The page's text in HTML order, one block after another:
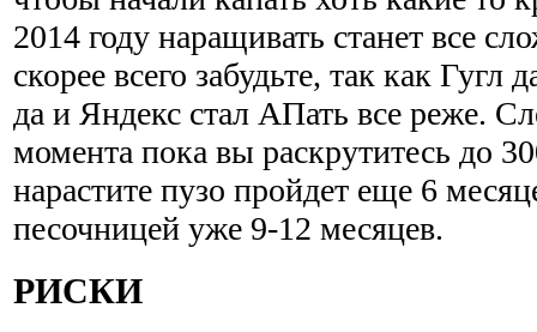
2014 году наращивать станет все
скорее всего забудьте, так как Гугл
да и Яндекс стал АПать все реже.
момента пока вы раскрутитесь до
нарастите пузо пройдет еще 6
песочницей уже 9-12 месяцев.
РИСКИ